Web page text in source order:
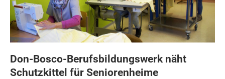
Don-Bosco-Berufsbildungswerk näht
Schutzkittel für Seniorenheime